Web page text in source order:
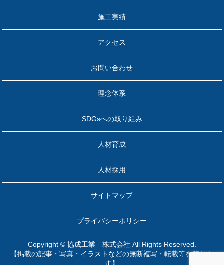
施工実績
アクセス
お問い合わせ
理念体系
SDGsへの取り組み
人材育成
人材採用
サイトマップ
プライバシーポリシー
Copyright © 協成工業 株式会社 All Rights Reserved.
【掲載の記事・写真・イラストなどの無断複写・転載等を禁じま